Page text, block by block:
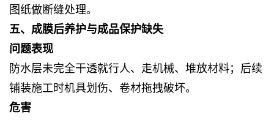
图纸做断缝处理。
五、成膜后养护与成品保护缺失
问题表现
防水层未完全干透就行人、走机械、堆放材料；后续
铺装施工时机具划伤、卷材拖拽破坏。
危害